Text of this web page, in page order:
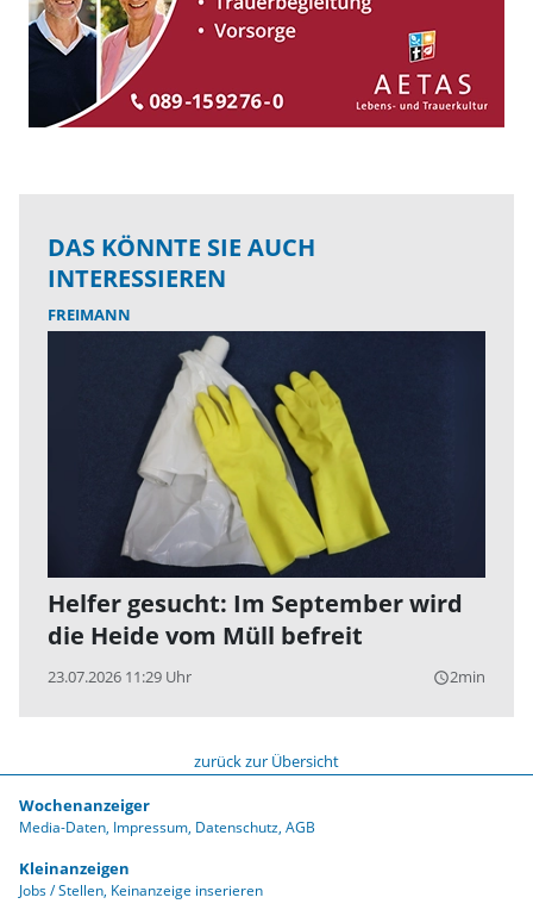
DAS KÖNNTE SIE AUCH
INTERESSIEREN
FREIMANN
Helfer gesucht: Im September wird
die Heide vom Müll befreit
23.07.2026 11:29 Uhr query_builder2min
zurück zur Übersicht
Wochenanzeiger
Media-Daten Impressum Datenschutz AGB
Kleinanzeigen
Jobs / Stellen Keinanzeige inserieren